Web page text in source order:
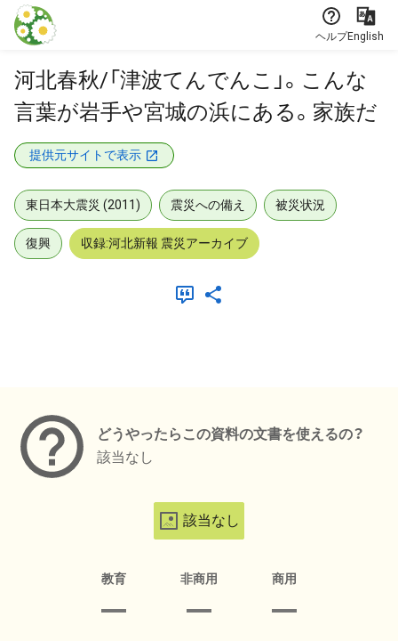
本文に飛ぶ
ヘルプEnglish
河北春秋/「津波てんでんこ」。こんな
言葉が岩手や宮城の浜にある。家族だ
提供元サイトで表示
東日本大震災 (2011) 震災への備え 被災状況
復興 収録:河北新報 震災アーカイブ
どうやったらこの資料の文書を使えるの？
該当なし
該当なし
教育 非商用 商用